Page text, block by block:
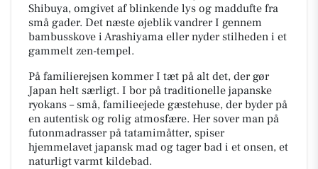
Shibuya, omgivet af blinkende lys og maddufte fra
små gader. Det næste øjeblik vandrer I gennem
bambusskove i Arashiyama eller nyder stilheden i et
gammelt zen-tempel.
På familierejsen kommer I tæt på alt det, der gør
Japan helt særligt. I bor på traditionelle japanske
ryokans – små, familieejede gæstehuse, der byder på
en autentisk og rolig atmosfære. Her sover man på
futonmadrasser på tatamimåtter, spiser
hjemmelavet japansk mad og tager bad i et onsen, et
naturligt varmt kildebad.